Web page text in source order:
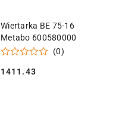
Wiertarka BE 75-16
Metabo 600580000
(0)
Cena:
1411.43
DODAJ DO KOSZYKA